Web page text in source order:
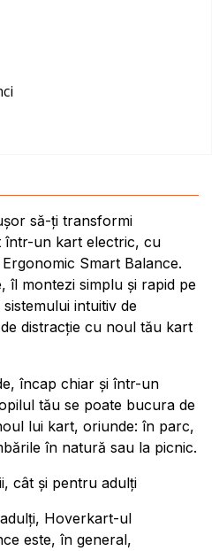
să-ți transformi
un kart electric, cu
Smart Balance.
îl montezi simplu și rapid pe
intuitiv de
distracție cu noul tău kart
încap chiar și într-un
tău se poate bucura de
lui kart, oriunde: în parc,
în natură sau la picnic.
cât și pentru adulți
Hoverkart-ul
este, în general,